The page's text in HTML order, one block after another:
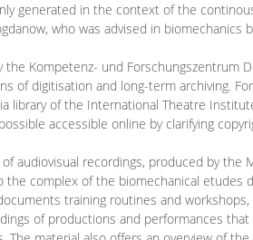
generated in the context of the
who was advised in
Kompetenz- und Forschungszentrum
of digitisation and long-term archiving.
library of the International Theatre
accessible online by clarifying
audiovisual recordings, produced by the
complex of the biomechanical etudes
training routines and
of productions and performances